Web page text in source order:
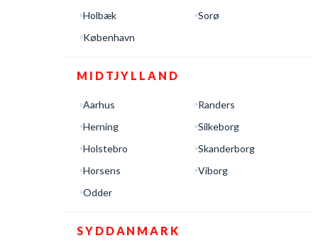
Holbæk
København
Sorø
MIDTJYLLAND
Aarhus
Herning
Holstebro
Horsens
Odder
Randers
Silkeborg
Skanderborg
Viborg
SYDDANMARK